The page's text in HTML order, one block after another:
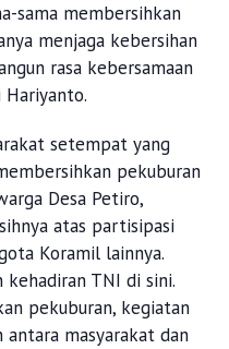
sama membersihkan
menjaga kebersihan
rasa kebersamaan
setempat yang
pekuburan
Desa Petiro,
atas partisipasi
Koramil lainnya.
TNI di sini.
pekuburan, kegiatan
masyarakat dan